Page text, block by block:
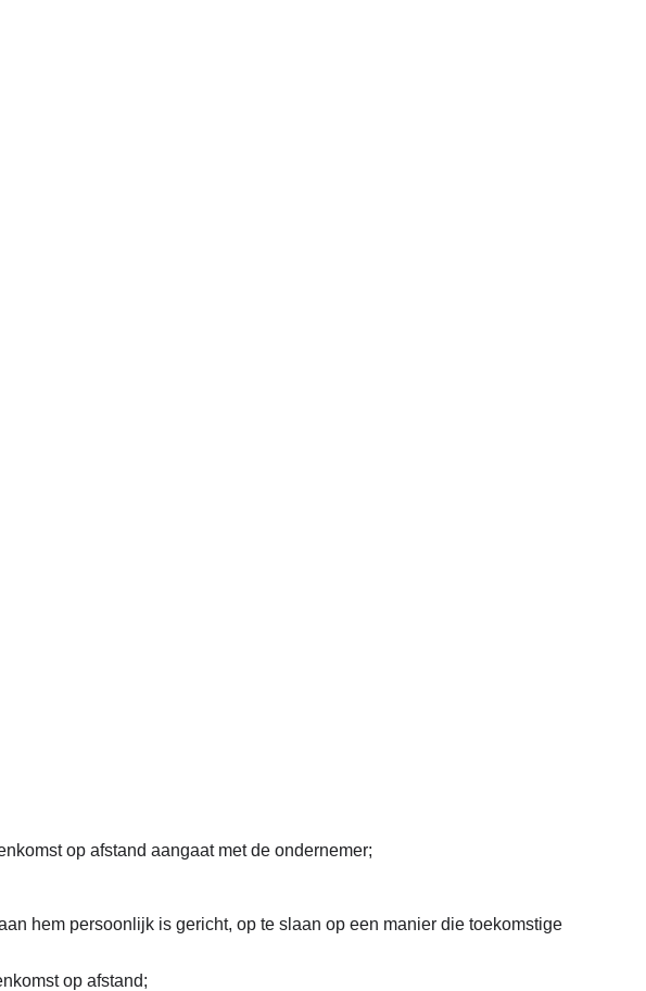
op afstand aangaat met de ondernemer;
hem persoonlijk is gericht, op te slaan op een manier die toekomstige
op afstand;